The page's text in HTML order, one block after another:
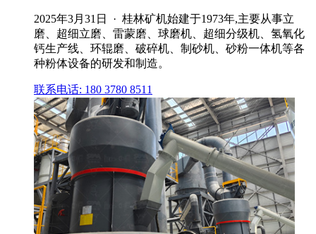
2025年3月31日 · 桂林矿机始建于1973年,主要从事立
磨、超细立磨、雷蒙磨、球磨机、超细分级机、氢氧化
钙生产线、环辊磨、破碎机、制砂机、砂粉一体机等各
种粉体设备的研发和制造。
联系电话: 180 3780 8511